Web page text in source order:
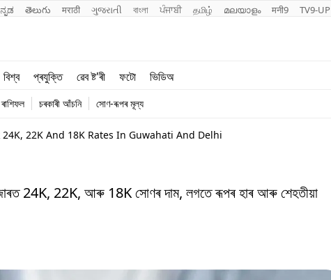
తెలుగు मराठी ગુજરાતી বাংলা ਪੰਜਾਬੀ தமிழ் മലയാളം मनी9 TV9-UP
বিশ্ব প্ৰযুক্তি ৱেব ষ্ট'ৰী ফটো ভিডিঅ
খেল
জীৱনশৈলী
ৰাশিফল চৰকাৰী আঁচনি সোণ-ৰূপৰ মূল্য
22K And 18K Rates In Guwahati And Delhi
24K, 22K, আৰু 18K সোণৰ দাম, লগতে ৰূপৰ হাৰ আৰু শেহতীয়া